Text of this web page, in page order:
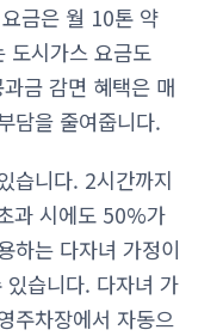
금은 월 10톤 약
도시가스 요금도
금 감면 혜택은 매
담을 줄여줍니다.
습니다. 2시간까지
과 시에도 50%가
하는 다자녀 가정이
습니다. 다자녀 가
주차장에서 자동으